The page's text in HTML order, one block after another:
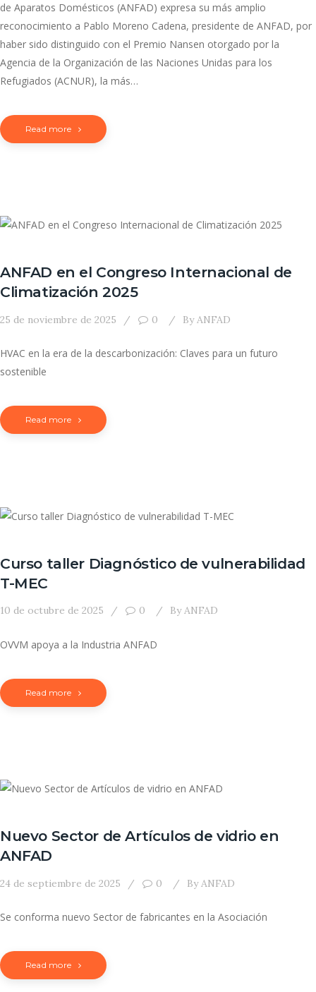
de Aparatos Domésticos (ANFAD) expresa su más amplio
reconocimiento a Pablo Moreno Cadena, presidente de ANFAD, por
haber sido distinguido con el Premio Nansen otorgado por la
Agencia de la Organización de las Naciones Unidas para los
Refugiados (ACNUR), la más…
Read more
ANFAD en el Congreso Internacional de
Climatización 2025
25 de noviembre de 2025 0 ByANFAD
HVAC en la era de la descarbonización: Claves para un futuro
sostenible
Read more
Curso taller Diagnóstico de vulnerabilidad
T-MEC
10 de octubre de 2025 0 ByANFAD
OVVM apoya a la Industria ANFAD
Read more
Nuevo Sector de Artículos de vidrio en
ANFAD
24 de septiembre de 2025 0 ByANFAD
Se conforma nuevo Sector de fabricantes en la Asociación
Read more